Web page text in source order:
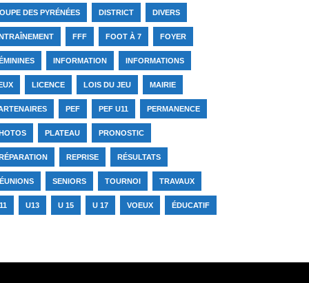
DES PYRÉNÉES DISTRICT DIVERS
FFF FOOT À 7 FOYER
INFORMATION INFORMATIONS
LICENCE LOIS DU JEU MAIRIE
PEF PEF U11 PERMANENCE
PLATEAU PRONOSTIC
REPRISE RÉSULTATS
SENIORS TOURNOI TRAVAUX
U13 U 15 U 17 VOEUX ÉDUCATIF